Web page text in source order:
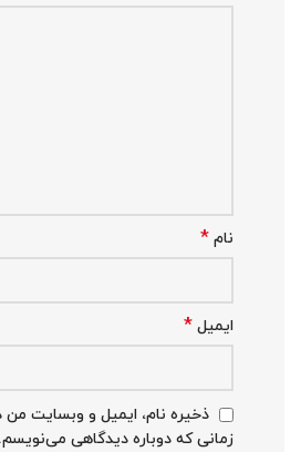
نام *
ایمیل *
ذخیره نام، ایمیل و وبسایت من
زمانی که دوباره دیدگاهی می‌نویسم.